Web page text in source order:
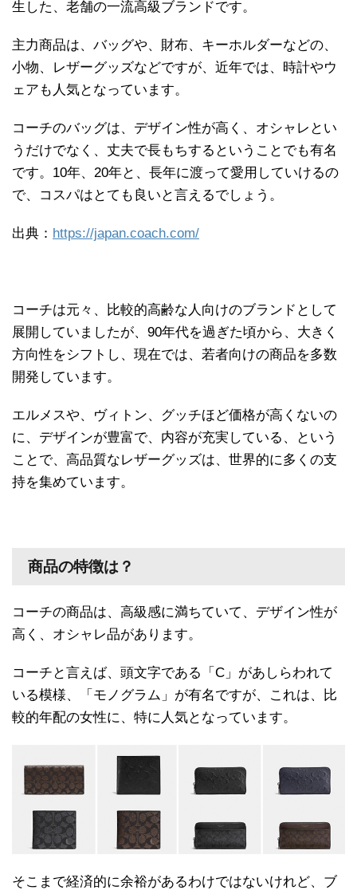
生した、老舗の一流高級ブランドです。
主力商品は、バッグや、財布、キーホルダーなどの、
小物、レザーグッズなどですが、近年では、時計やウ
ェアも人気となっています。
コーチのバッグは、デザイン性が高く、オシャレとい
うだけでなく、丈夫で長もちするということでも有名
です。10年、20年と、長年に渡って愛用していけるの
で、コスパはとても良いと言えるでしょう。
出典： https://japan.coach.com/
コーチは元々、比較的高齢な人向けのブランドとして
展開していましたが、90年代を過ぎた頃から、大きく
方向性をシフトし、現在では、若者向けの商品を多数
開発しています。
エルメスや、ヴィトン、グッチほど価格が高くないの
に、デザインが豊富で、内容が充実している、という
ことで、高品質なレザーグッズは、世界的に多くの支
持を集めています。
商品の特徴は？
コーチの商品は、高級感に満ちていて、デザイン性が
高く、オシャレ品があります。
コーチと言えば、頭文字である「C」があしらわれて
いる模様、「モノグラム」が有名ですが、これは、比
較的年配の女性に、特に人気となっています。
そこまで経済的に余裕があるわけではないけれど、ブ